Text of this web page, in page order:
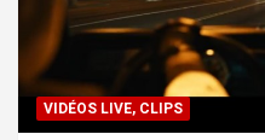
VIDÉOS LIVE, CLIPS